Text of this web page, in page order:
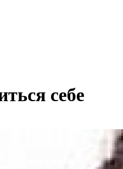
себе